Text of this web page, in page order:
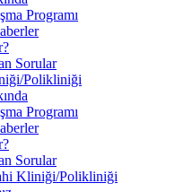
Programı
Sorular
Polikliniği
Programı
Sorular
Kliniği/Polikliniği